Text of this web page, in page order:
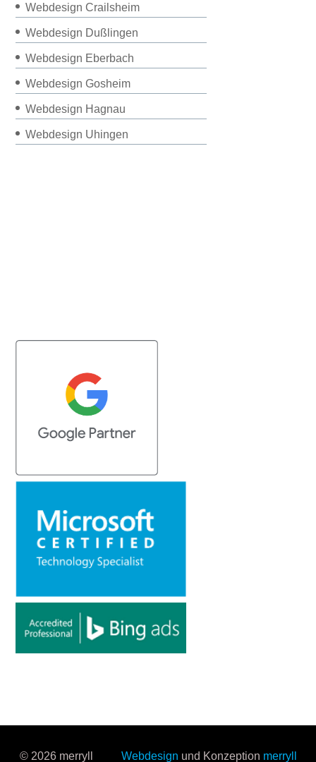
Webdesign Crailsheim
Webdesign Dußlingen
Webdesign Eberbach
Webdesign Gosheim
Webdesign Hagnau
Webdesign Uhingen
© 2026 merryll Webdesign und Konzeption merryll